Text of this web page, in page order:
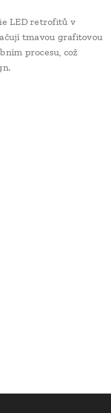
LED retrofitů v
tmavou grafitovou
procesu, což